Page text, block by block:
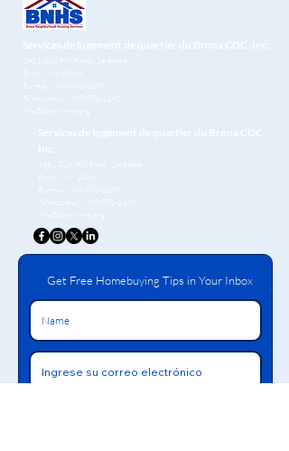
Services de logement de quartier du Bronx CDC, Inc.
1451 Gun Hill Road
, 2e étage
Bronx, NY 10469
Bureau :
718-881-1180
Télécopieur :
718-881-1190
info@bronxnhs.org
Services de logement de quartier du Bronx CDC,
Inc.
1451 Gun Hill Road
, 2e étage
Bronx, NY 10469
Bureau :
718-881-1180
Télécopieur :
718-881-1190
info@bronxnhs.org
Get Free Homebuying Tips in Your Inbox